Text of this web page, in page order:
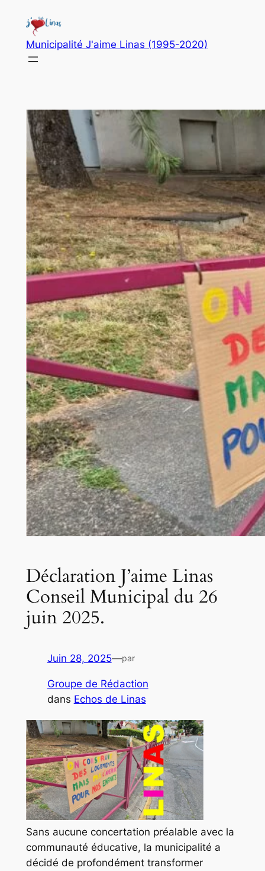
contenuMunicipalité J'aime Linas (1995-2020)
Déclaration J’aime Linas
Conseil Municipal du 26
juin 2025.
Juin 28, 2025—par
Groupe de Rédaction
dans Echos de Linas
Sans aucune concertation préalable avec la
communauté éducative, la municipalité a
décidé de profondément transformer